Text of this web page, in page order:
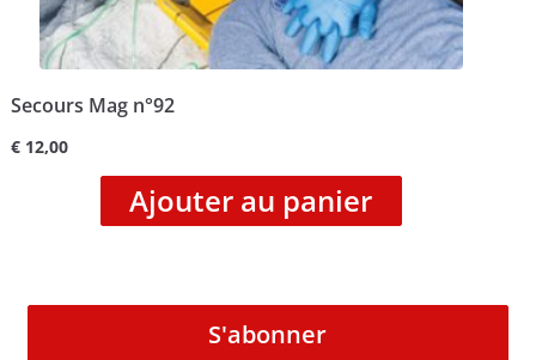
Secours Mag n°92
€12,00
Ajouter au panier
S'abonner